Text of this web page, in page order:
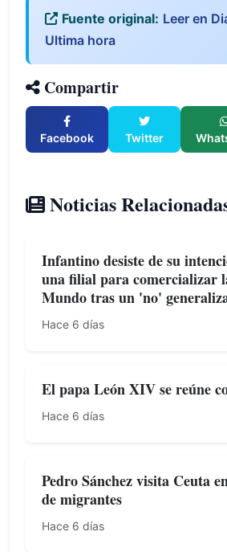
Fuente original: Leer en
Ultima hora
Compartir
Facebook Twitter
Noticias
Infantino desiste de su
una filial para comercializar
Mundo tras un 'no'
Hace 6 días
El papa León XIV se reúne
Hace 6 días
Pedro Sánchez visita Ceuta
de migrantes
Hace 6 días